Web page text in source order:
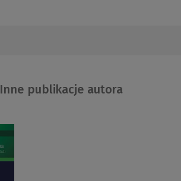
Inne publikacje autora